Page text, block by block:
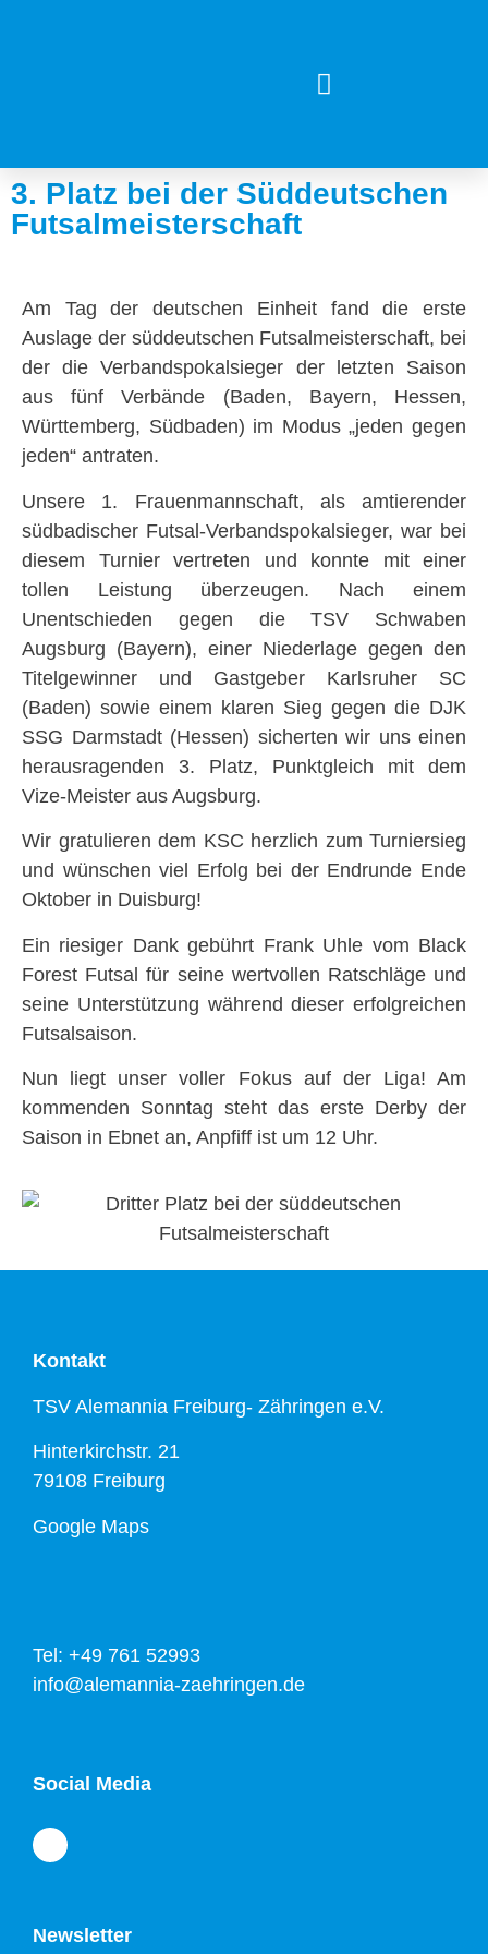
3. Platz bei der Süddeutschen
Futsalmeisterschaft
Am Tag der deutschen Einheit fand die erste
Auslage der süddeutschen Futsalmeisterschaft, bei
der die Verbandspokalsieger der letzten Saison
aus fünf Verbände (Baden, Bayern, Hessen,
Württemberg, Südbaden) im Modus „jeden gegen
jeden“ antraten.
Unsere 1. Frauenmannschaft, als amtierender
südbadischer Futsal-Verbandspokalsieger, war bei
diesem Turnier vertreten und konnte mit einer
tollen Leistung überzeugen. Nach einem
Unentschieden gegen die TSV Schwaben
Augsburg (Bayern), einer Niederlage gegen den
Titelgewinner und Gastgeber Karlsruher SC
(Baden) sowie einem klaren Sieg gegen die DJK
SSG Darmstadt (Hessen) sicherten wir uns einen
herausragenden 3. Platz, Punktgleich mit dem
Vize-Meister aus Augsburg.
Wir gratulieren dem KSC herzlich zum Turniersieg
und wünschen viel Erfolg bei der Endrunde Ende
Oktober in Duisburg!
Ein riesiger Dank gebührt Frank Uhle vom Black
Forest Futsal für seine wertvollen Ratschläge und
seine Unterstützung während dieser erfolgreichen
Futsalsaison.
Nun liegt unser voller Fokus auf der Liga! Am
kommenden Sonntag steht das erste Derby der
Saison in Ebnet an, Anpfiff ist um 12 Uhr.
Kontakt
TSV Alemannia Freiburg- Zähringen e.V.
Hinterkirchstr. 21
79108 Freiburg
Google Maps
Tel: +49 761 52993
info@alemannia-zaehringen.de
Social Media
Newsletter